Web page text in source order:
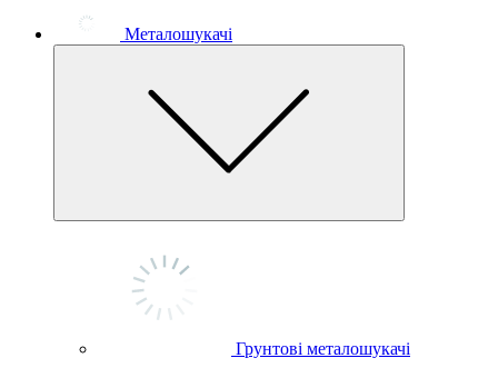
Металошукачі
Грунтові металошукачі